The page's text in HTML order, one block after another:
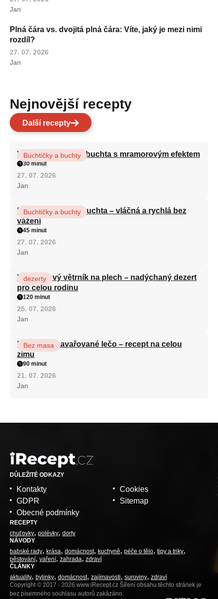
Jan
Plná čára vs. dvojitá plná čára: Víte, jaký je mezi nimi
rozdíl?
27. 07. 2026
Jan
Nejnovější recepty
Další recepty
Vláčná olejová litá buchta s mramorovým efektem
Buchtičky a buchty
30 minut
27. 07. 2026
Jan
Hrnková maková buchta – vláčná a rychlá bez
vážení
Buchtičky a buchty
45 minut
27. 07. 2026
Jan
Karamelový větrník na plech – nadýchaný dezert
pro celou rodinu
dezerty
120 minut
25. 07. 2026
Jan
Babiččino zavařované lečo – recept na celou
zimu
Bez masa
90 minut
21. 07. 2026
Jan
DŮLEŽITÉ ODKAZY
Kontakty
GDPR
Obecné podmínky
Cookies
Sitemap
RECEPTY
chuťovky polévky dorty
NÁVODY
babské rady krása domácnost kuchyně péče o tělo tipy a triky
pěstování vaření zahrada
zdraví
ČLÁNKY
aktuality bylinky domácnost zajímavosti suroviny zdraví
Copyright © 2017 - 2026 www.iRecept.cz Šíření obsahu těchto stránek je
bez písemného souhlasu autorů zakázáno.